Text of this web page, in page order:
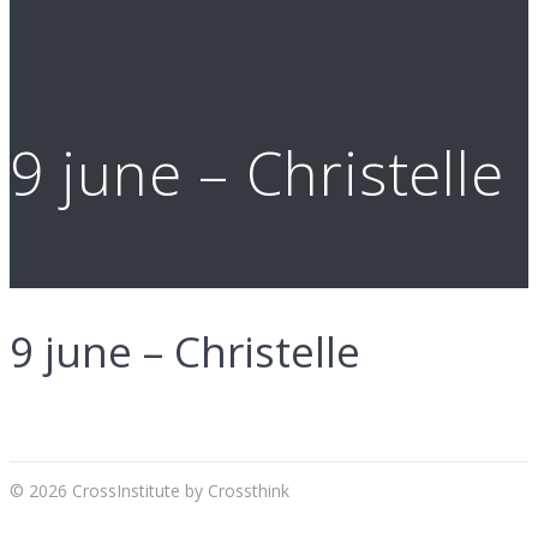
9 june – Christelle
9 june – Christelle
de
© 2026 CrossInstitute by Crossthink